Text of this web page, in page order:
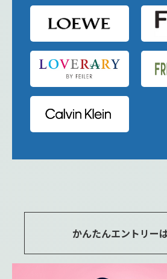
かんたんエントリー